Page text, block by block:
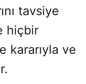
tavsiye
hiçbir
kararıyla ve